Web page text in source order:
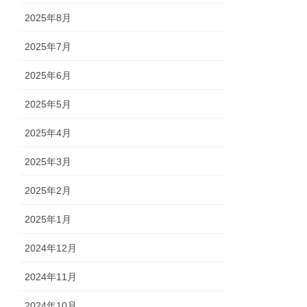
2025年8月
2025年7月
2025年6月
2025年5月
2025年4月
2025年3月
2025年2月
2025年1月
2024年12月
2024年11月